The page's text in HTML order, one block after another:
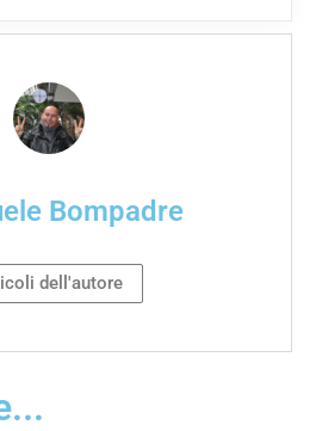
Bompadre
dell'autore